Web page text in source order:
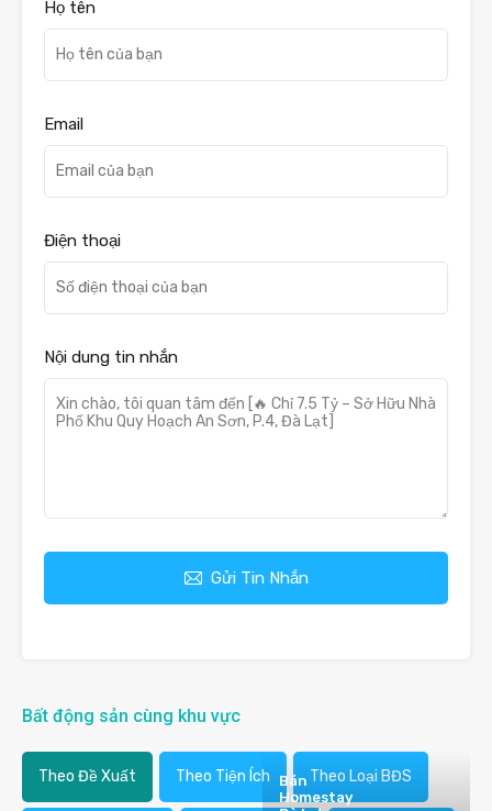
Họ tên
Email
Điện thoại
Nội dung tin nhắn
Gửi Tin Nhắn
Bất động sản cùng khu vực
Theo Đề Xuất Theo Tiện Ích Theo Loại BĐS
Bán
Homestay